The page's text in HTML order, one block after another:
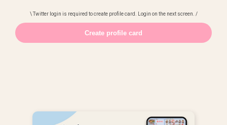
\ Twitter login is required to create profile card. Login on the next screen. /